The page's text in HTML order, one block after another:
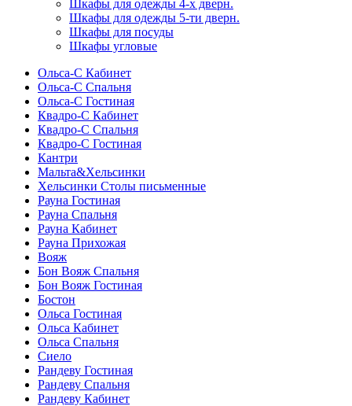
Шкафы для одежды 4-х дверн.
Шкафы для одежды 5-ти дверн.
Шкафы для посуды
Шкафы угловые
Ольса-С Кабинет
Ольса-С Спальня
Ольса-С Гостиная
Квадро-С Кабинет
Квадро-С Спальня
Квадро-С Гостиная
Кантри
Мальта&Хельсинки
Хельсинки Столы письменные
Рауна Гостиная
Рауна Спальня
Рауна Кабинет
Рауна Прихожая
Вояж
Бон Вояж Спальня
Бон Вояж Гостиная
Бостон
Ольса Гостиная
Ольса Кабинет
Ольса Спальня
Сиело
Рандеву Гостиная
Рандеву Спальня
Рандеву Кабинет